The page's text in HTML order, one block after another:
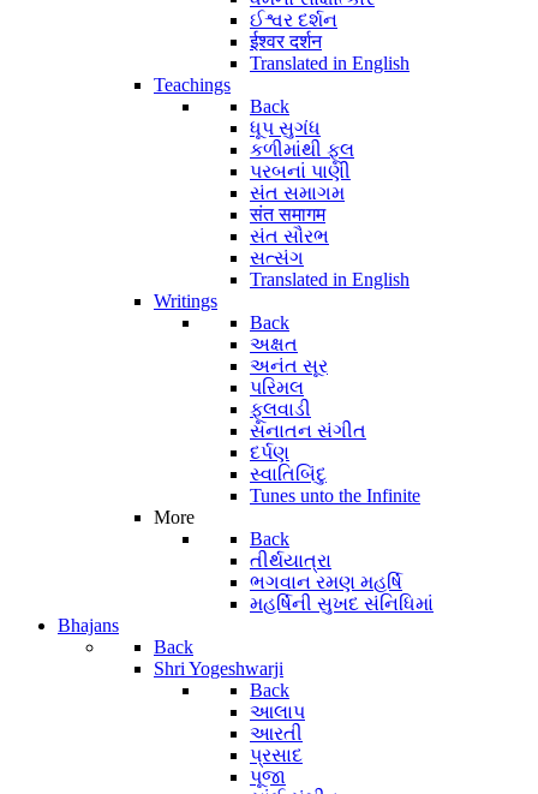
ઈશ્વર દર્શન
ईश्वर दर्शन
Translated in English
Teachings
Back
ધૂપ સુગંધ
કળીમાંથી ફૂલ
પરબનાં પાણી
સંત સમાગમ
संत समागम
સંત સૌરભ
સત્સંગ
Translated in English
Writings
Back
અક્ષત
અનંત સૂર
પરિમલ
ફૂલવાડી
સનાતન સંગીત
દર્પણ
સ્વાતિબિંદુ
Tunes unto the Infinite
More
Back
તીર્થયાત્રા
ભગવાન રમણ મહર્ષિ
મહર્ષિની સુખદ સંનિધિમાં
Bhajans
Back
Shri Yogeshwarji
Back
આલાપ
આરતી
પ્રસાદ
પૂજા